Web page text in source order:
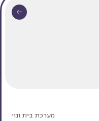
מערכת בית ונוי